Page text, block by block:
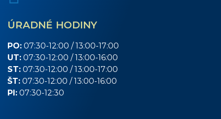
ÚRADNÉ HODINY
PO: 07:30-12:00 / 13:00-17:00
UT: 07:30-12:00 / 13:00-16:00
ST: 07:30-12:00 / 13:00-17:00
ŠT: 07:30-12:00 / 13:00-16:00
PI: 07:30-12:30